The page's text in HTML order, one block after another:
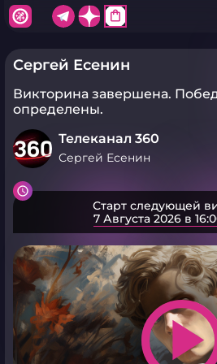
shopping_bag
Сергей Есенин
Викторина завершена.
определены.
Телеканал 360
Сергей Есенин
Старт следующей
7 Августа 2026 в